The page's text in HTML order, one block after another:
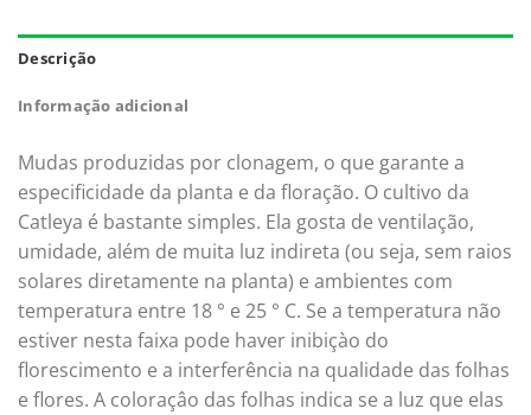
Descrição
Informação adicional
Mudas produzidas por clonagem, o que garante a
especificidade da planta e da floração. O cultivo da
Catleya é bastante simples. Ela gosta de ventilação,
umidade, além de muita luz indireta (ou seja, sem raios
solares diretamente na planta) e ambientes com
temperatura entre 18 ° e 25 ° C. Se a temperatura não
estiver nesta faixa pode haver inibiçào do
florescimento e a interferência na qualidade das folhas
e flores. A coloraçâo das folhas indica se a luz que elas